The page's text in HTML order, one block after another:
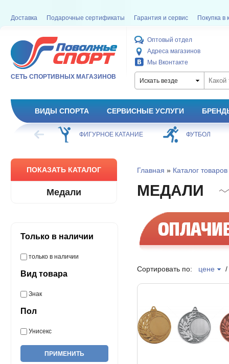
Доставка Подарочные сертификаты Гарантия и сервис Покупка в
СЕТЬ СПОРТИВНЫХ МАГАЗИНОВ
Оптовый отдел
Адреса магазинов
Мы Вконтакте
Искать везде
ВИДЫ СПОРТА СЕРВИСНЫЕ УСЛУГИ
КАТАНИЕ ФУТБОЛ БАСКЕТБОЛ
ПОКАЗАТЬ КАТАЛОГ
Медали
Только в наличии
только в наличии
Вид товара
Знак
Пол
Унисекс
Главная » Каталог товаров
МЕДАЛИ
Сортировать по: цене